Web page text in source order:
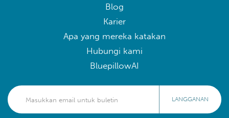
Blog
Karier
Apa yang mereka katakan
Hubungi kami
BluepillowAI
LANGGANAN